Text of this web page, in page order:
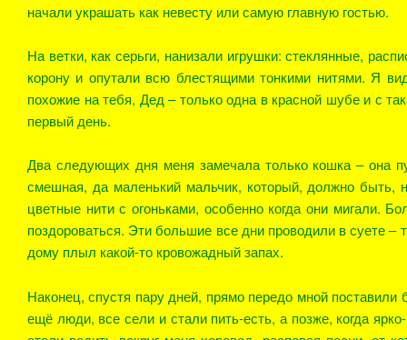
начали украшать как невесту или самую главную гостью.
На ветки, как серьги, нанизали игрушки: стеклянные,
корону и опутали всю блестящими тонкими нитями. Я
похожие на тебя, Дед – только одна в красной шубе и с
первый день.
Два следующих дня меня замечала только кошка – она
смешная, да маленький мальчик, который, должно быть,
цветные нити с огоньками, особенно когда они мигали.
поздороваться. Эти большие все дни проводили в суете
дому плыл какой-то кровожадный запах.
Наконец, спустя пару дней, прямо передо мной
ещё люди, все сели и стали пить-есть, а позже, когда